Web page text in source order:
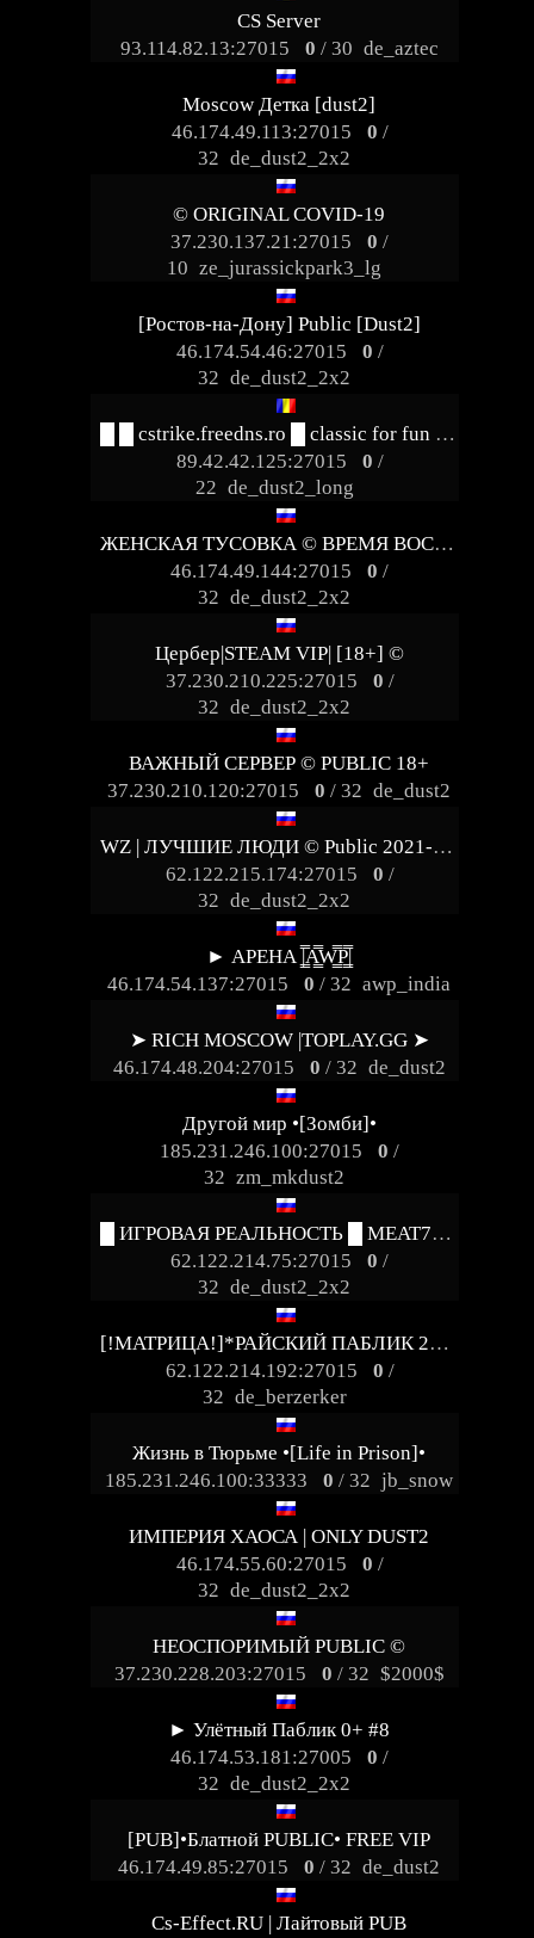
CS Server
93.114.82.13:27015
0 / 30 de_aztec
Moscow Детка [dust2]
46.174.49.113:27015
0 /
32 de_dust2_2x2
© ORIGINAL COVID-19
37.230.137.21:27015
0 /
10 ze_jurassickpark3_lg
[Ростов-на-Дону] Public [Dust2]
46.174.54.46:27015
0 /
32 de_dust2_2x2
█ █ cstrike.freedns.ro █ classic for fun █ █
89.42.42.125:27015
0 /
22 de_dust2_long
ЖЕНСКАЯ ТУСОВКА © ВРЕМЯ ВОСКРЕШЕНИЯ.
46.174.49.144:27015
0 /
32 de_dust2_2x2
Цербер|STEAM VIP| [18+] ©
37.230.210.225:27015
0 /
32 de_dust2_2x2
ВАЖНЫЙ СЕРВЕР © PUBLIC 18+
37.230.210.120:27015
0 / 32 de_dust2
WZ | ЛУЧШИЕ ЛЮДИ © Publiс 2021-2026
62.122.215.174:27015
0 /
32 de_dust2_2x2
► АРЕНА |͇̿A͇̿W͇̿P͇̿|
46.174.54.137:27015
0 / 32 awp_india
➤ RICH MOSCOW |TOPLAY.GG ➤
46.174.48.204:27015
0 / 32 de_dust2
Другой мир •[Зомби]•
185.231.246.100:27015
0 /
32 zm_mkdust2
█ ИГРОВАЯ РЕАЛЬНОСТЬ █ MEAT74.COM █
62.122.214.75:27015
0 /
32 de_dust2_2x2
[!МАТРИЦА!]*РАЙСКИЙ ПАБЛИК 21+ シ
62.122.214.192:27015
0 /
32 de_berzerker
Жизнь в Тюрьме •[Life in Prison]•
185.231.246.100:33333
0 / 32 jb_snow
ИМПЕРИЯ ХАОСА | ONLY DUST2
46.174.55.60:27015
0 /
32 de_dust2_2x2
HEOCПOPИMЫЙ PUBLIC ©
37.230.228.203:27015
0 / 32 $2000$
► Улётный Паблик 0+ #8
46.174.53.181:27005
0 /
32 de_dust2_2x2
[PUB]•Блатной PUBLIC• FREE VIP
46.174.49.85:27015
0 / 32 de_dust2
Cs-Effect.RU | Лайтовый PUB